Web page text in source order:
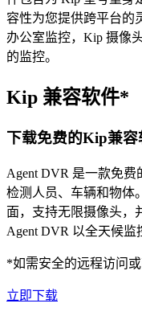
容性为您提供跨平台的
办公室监控，Kip 摄像
的监控。
Kip 兼容软件*
下载免费的Kip兼容
Agent DVR 是一款免
检测人员、车辆和物体
面，支持无限摄像头，
Agent DVR 以全天候监
*如需安全的远程访问
立即下载